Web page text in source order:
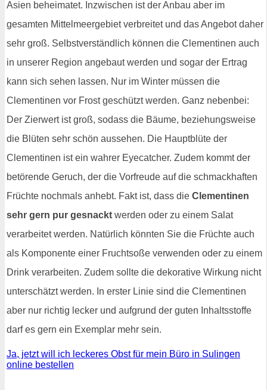
Asien beheimatet. Inzwischen ist der Anbau aber im
gesamten Mittelmeergebiet verbreitet und das Angebot daher
sehr groß. Selbstverständlich können die Clementinen auch
in unserer Region angebaut werden und sogar der Ertrag
kann sich sehen lassen. Nur im Winter müssen die
Clementinen vor Frost geschützt werden. Ganz nebenbei:
Der Zierwert ist groß, sodass die Bäume, beziehungsweise
die Blüten sehr schön aussehen. Die Hauptblüte der
Clementinen ist ein wahrer Eyecatcher. Zudem kommt der
betörende Geruch, der die Vorfreude auf die schmackhaften
Früchte nochmals anhebt. Fakt ist, dass die Clementinen
sehr gern pur gesnackt werden oder zu einem Salat
verarbeitet werden. Natürlich könnten Sie die Früchte auch
als Komponente einer Fruchtsoße verwenden oder zu einem
Drink verarbeiten. Zudem sollte die dekorative Wirkung nicht
unterschätzt werden. In erster Linie sind die Clementinen
aber nur richtig lecker und aufgrund der guten Inhaltsstoffe
darf es gern ein Exemplar mehr sein.
Ja, jetzt will ich leckeres Obst für mein Büro in Sulingen
online bestellen